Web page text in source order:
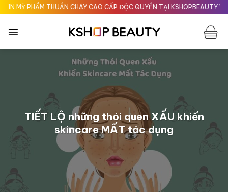
Chuyển
đến
nội
THUẦN CHAY CAO CẤP ĐỘC QUYỀN TẠI KSHOPBEAUTY.VN Giao
TIẾT LỘ những thói quen XẤU khiến
skincare MẤT tác dụng